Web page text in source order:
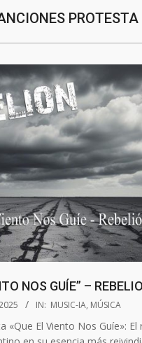
PROTESTA
NOS GUÍE” –
IN: MUSIC-IA, MÚSICA
«Que El Viento Nos Guíe»: El